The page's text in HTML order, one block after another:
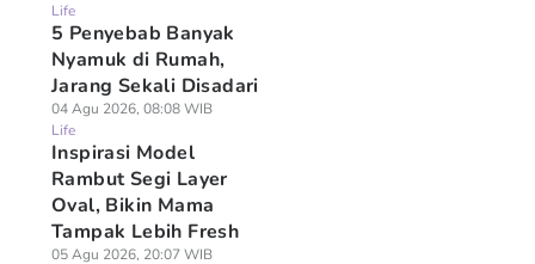
Life
5 Penyebab Banyak
Nyamuk di Rumah,
Jarang Sekali Disadari
04 Agu 2026, 08:08 WIB
Life
Inspirasi Model
Rambut Segi Layer
Oval, Bikin Mama
Tampak Lebih Fresh
05 Agu 2026, 20:07 WIB